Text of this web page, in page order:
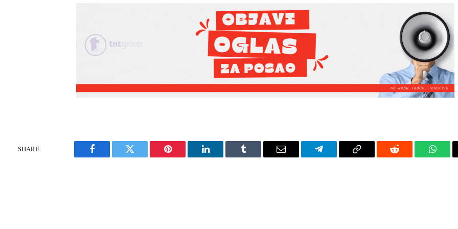
SHARE.
Facebook Twitter Pinterest LinkedIn Tumblr Email Telegram Copy
Reddit